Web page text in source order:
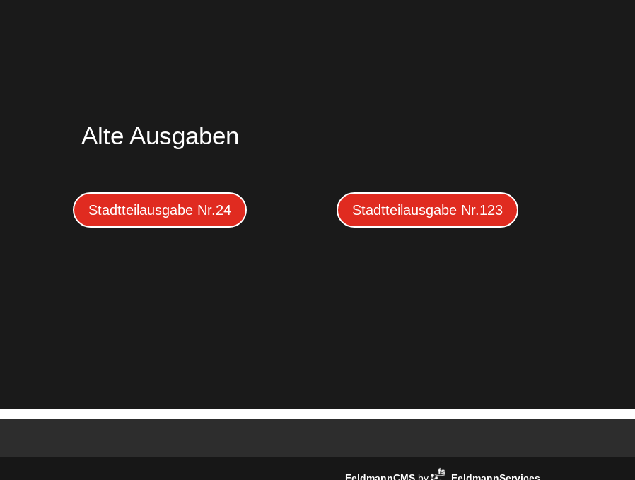
Alte Ausgaben
Stadtteilausgabe Nr.24 Stadtteilausgabe Nr.123
FeldmannCMSby FeldmannServices